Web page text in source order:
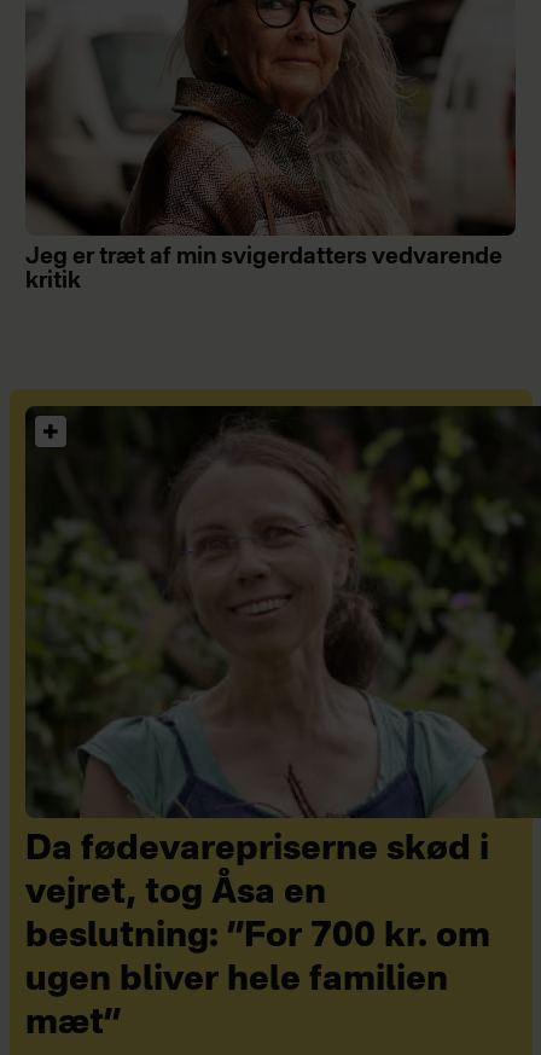
Jeg er træt af min svigerdatters vedvarende
kritik
Da fødevarepriserne skød i
vejret, tog Åsa en
beslutning: ”For 700 kr. om
ugen bliver hele familien
mæt”